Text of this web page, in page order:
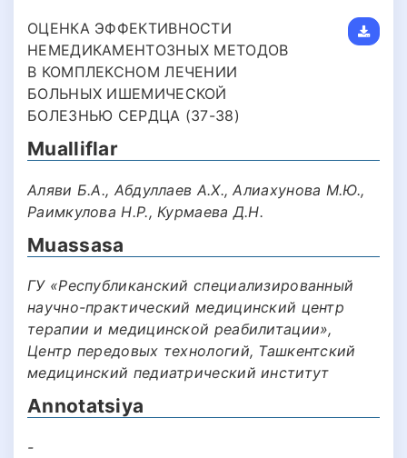
ОЦЕНКА ЭФФЕКТИВНОСТИ
НЕМЕДИКАМЕНТОЗНЫХ МЕТОДОВ
В КОМПЛЕКСНОМ ЛЕЧЕНИИ
БОЛЬНЫХ ИШЕМИЧЕСКОЙ
БОЛЕЗНЬЮ СЕРДЦА (37-38)
Mualliflar
Аляви Б.А., Абдуллаев А.Х., Алиахунова М.Ю.,
Раимкулова Н.Р., Курмаева Д.Н.
Muassasa
ГУ «Республиканский специализированный
научно-практический медицинский центр
терапии и медицинской реабилитации»,
Центр передовых технологий, Ташкентский
медицинский педиатрический институт
Annotatsiya
-